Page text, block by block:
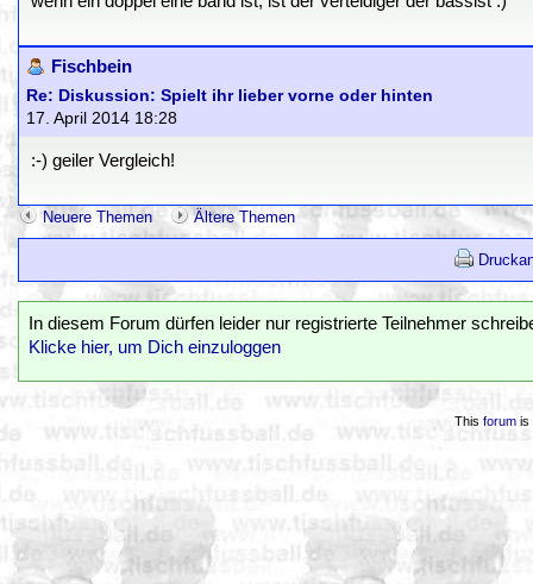
Fischbein
Re: Diskussion: Spielt ihr lieber vorne oder hinten
17. April 2014 18:28
:-) geiler Vergleich!
Neuere Themen Ältere Themen
In diesem Forum dürfen leider nur registrierte Teilnehmer
Klicke hier, um Dich einzuloggen
This forumis